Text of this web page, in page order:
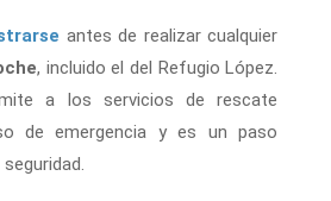
antes de realizar cualquier
, incluido el del Refugio López.
a los servicios de rescate
de emergencia y es un paso